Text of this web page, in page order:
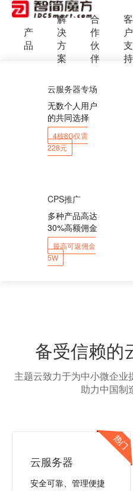
产
品
解
决
方
案
合
作
伙
伴
客
户
支
持
云服务器专场
无数个人用户
的共同选择
4核8G仅需
228元
CPS推广
多种产品高达
30%高额佣金
最高可返佣金
5W
备受信赖的
主题云致力于为中小微企业
助力中国制
云服务器
安全可靠、管理便捷